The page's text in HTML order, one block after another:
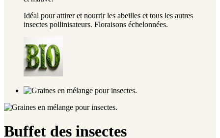
Idéal pour attirer et nourrir les abeilles et tous les autres
insectes pollinisateurs. Floraisons échelonnées.
Buffet des insectes